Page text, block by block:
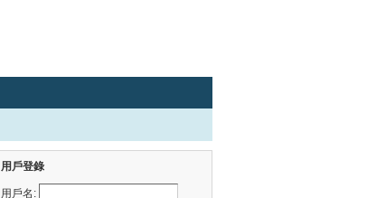
用戶登錄
用戶名: